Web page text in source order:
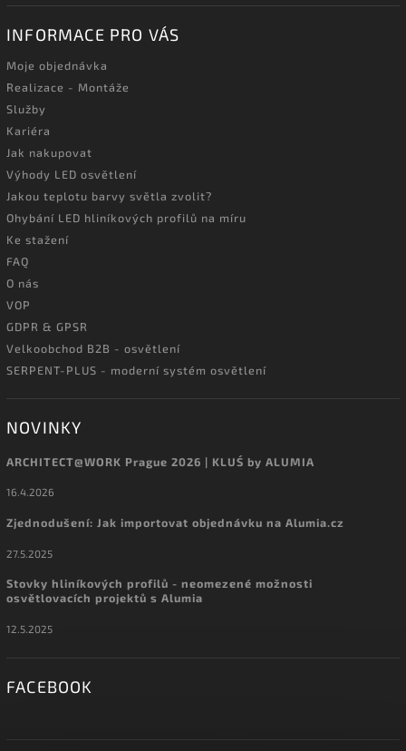
INFORMACE PRO VÁS
Moje objednávka
Realizace - Montáže
Služby
Kariéra
Jak nakupovat
Výhody LED osvětlení
Jakou teplotu barvy světla zvolit?
Ohybání LED hliníkových profilů na míru
Ke stažení
FAQ
O nás
VOP
GDPR & GPSR
Velkoobchod B2B - osvětlení
SERPENT-PLUS - moderní systém osvětlení
NOVINKY
ARCHITECT@WORK Prague 2026 | KLUŚ by ALUMIA
16.4.2026
Zjednodušení: Jak importovat objednávku na Alumia.cz
27.5.2025
Stovky hliníkových profilů - neomezené možnosti
osvětlovacích projektů s Alumia
12.5.2025
FACEBOOK